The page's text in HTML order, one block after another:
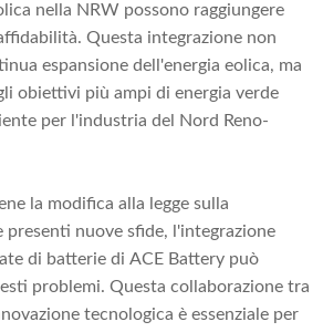
nella NRW possono raggiungere
Questa integrazione non
espansione dell'energia eolica, ma
obiettivi più ampi di energia verde
per l'industria del Nord Reno-
la modifica alla legge sulla
presenti nuove sfide, l'integrazione
di batterie di ACE Battery può
problemi. Questa collaborazione tra
tecnologica è essenziale per